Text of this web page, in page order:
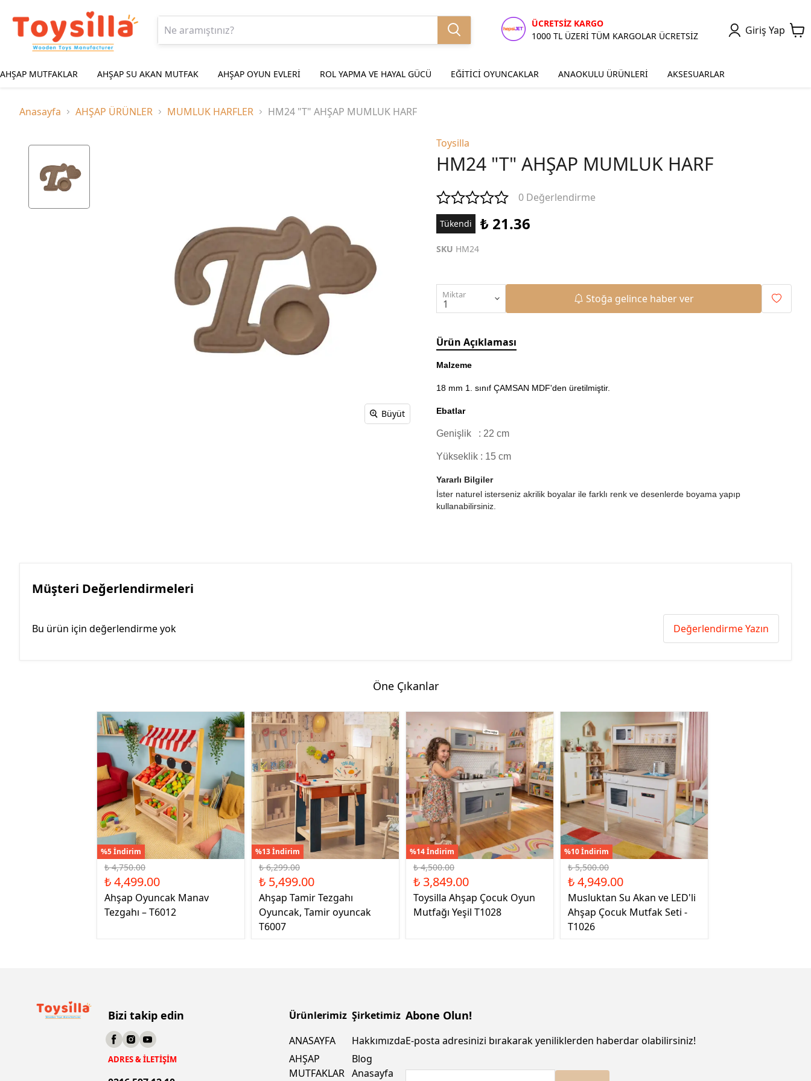
ÜCRETSİZ KARGO
1000 TL ÜZERİ TÜM KARGOLAR ÜCRETSİZ
Giriş Yap
AHŞAP MUTFAKLAR AHŞAP SU AKAN MUTFAK AHŞAP OYUN EVLERİ ROL YAPMA VE HAYAL GÜCÜ EĞİTİCİ OYUNCAKLAR ANAOKULU ÜRÜNLERİ AKSESUARLAR
Anasayfa AHŞAP ÜRÜNLER MUMLUK HARFLER HM24 "T" AHŞAP MUMLUK HARF
Büyüt
Toysilla
HM24 "T" AHŞAP MUMLUK HARF
0 Değerlendirme
Tükendi ₺ 21.36
SKU HM24
Miktar Stoğa gelince haber ver
Ürün Açıklaması
Malzeme
18 mm 1. sınıf ÇAMSAN MDF'den üretilmiştir.
Ebatlar
Genişlik : 22 cm
Yükseklik : 15 cm
Yararlı Bilgiler
İster naturel isterseniz akrilik boyalar ile farklı renk ve desenlerde boyama yapıp
kullanabilirsiniz.
Müşteri Değerlendirmeleri
Bu ürün için değerlendirme yok Değerlendirme Yazın
Öne Çıkanlar
%5 İndirim
₺ 4,750.00
₺ 4,499.00
Ahşap Oyuncak Manav
Tezgahı – T6012
%13 İndirim
₺ 6,299.00
₺ 5,499.00
Ahşap Tamir Tezgahı
Oyuncak, Tamir oyuncak
T6007
%14 İndirim
₺ 4,500.00
₺ 3,849.00
Toysilla Ahşap Çocuk Oyun
Mutfağı Yeşil T1028
%10 İndirim
₺ 5,500.00
₺ 4,949.00
Musluktan Su Akan ve LED'li
Ahşap Çocuk Mutfak Seti -
T1026
Bizi takip edin
ADRES & İLETİŞİM
Ürünlerimiz
ANASAYFA
AHŞAP
MUTFAKLAR
Şirketimiz
Hakkımızda
Blog
Anasayfa
Abone Olun!
E-posta adresinizi bırakarak yeniliklerden haberdar olabilirsiniz!